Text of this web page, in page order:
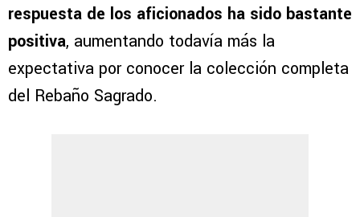
respuesta de los aficionados ha sido bastante
positiva, aumentando todavía más la
expectativa por conocer la colección completa
del Rebaño Sagrado.